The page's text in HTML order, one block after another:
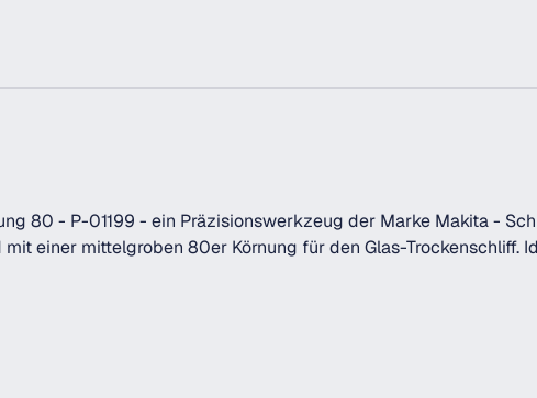
80 - P-01199 - ein Präzisionswerkzeug der Marke Makita -
einer mittelgroben 80er Körnung für den Glas-Trockenschliff.